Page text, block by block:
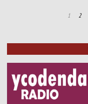
1 2